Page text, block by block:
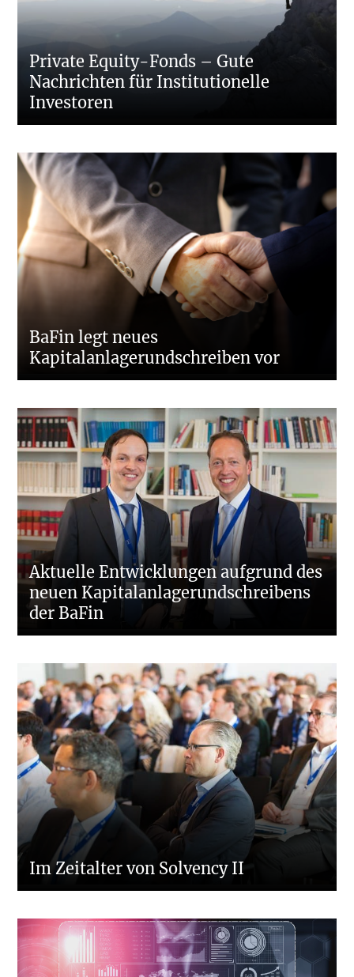
Private Equity-Fonds – Gute
Nachrichten für Institutionelle
Investoren
BaFin legt neues
Kapitalanlagerundschreiben vor
Aktuelle Entwicklungen aufgrund des
neuen Kapitalanlagerundschreibens
der BaFin
Im Zeitalter von Solvency II